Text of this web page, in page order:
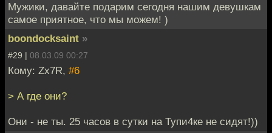
Мужики, давайте подарим сегодня нашим девушкам
самое приятное, что мы можем! )
boondocksaint »
#29 | 08.03.09 00:27
Кому: Zx7R, #6
> А где они?
Они - не ты. 25 часов в сутки на Тупи4ке не сидят!))